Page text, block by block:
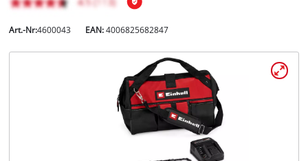
Art.-Nr:4600043 EAN:4006825682847